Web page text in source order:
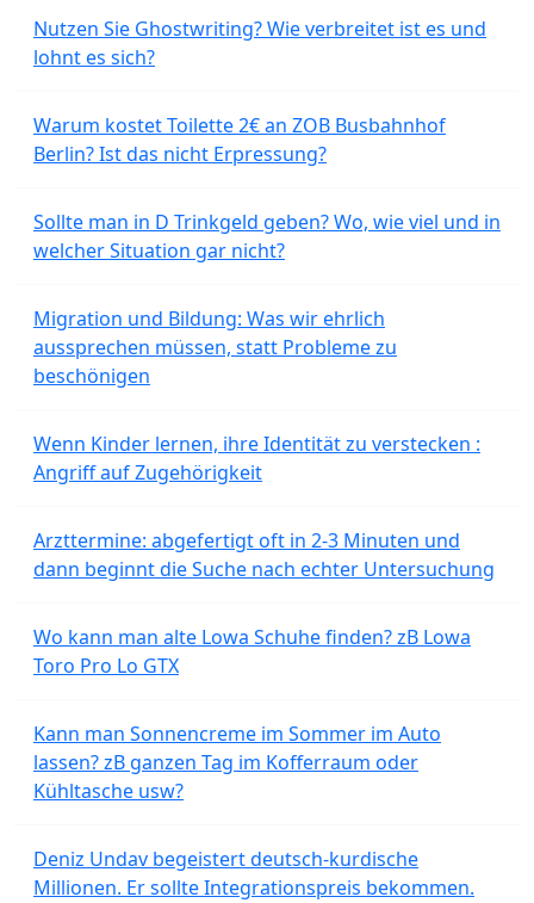
Nutzen Sie Ghostwriting? Wie verbreitet ist es und
lohnt es sich?
Warum kostet Toilette 2€ an ZOB Busbahnhof
Berlin? Ist das nicht Erpressung?
Sollte man in D Trinkgeld geben? Wo, wie viel und in
welcher Situation gar nicht?
Migration und Bildung: Was wir ehrlich
aussprechen müssen, statt Probleme zu
beschönigen
Wenn Kinder lernen, ihre Identität zu verstecken :
Angriff auf Zugehörigkeit
Arzttermine: abgefertigt oft in 2-3 Minuten und
dann beginnt die Suche nach echter Untersuchung
Wo kann man alte Lowa Schuhe finden? zB Lowa
Toro Pro Lo GTX
Kann man Sonnencreme im Sommer im Auto
lassen? zB ganzen Tag im Kofferraum oder
Kühltasche usw?
Deniz Undav begeistert deutsch-kurdische
Millionen. Er sollte Integrationspreis bekommen.